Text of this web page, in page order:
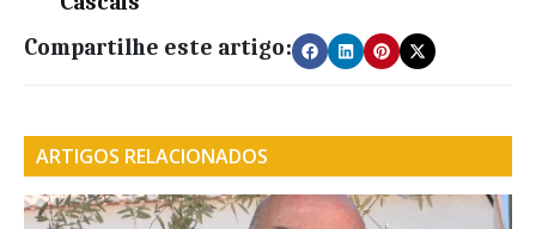
Compartilhe este artigo:
ARTIGOS RELACIONADOS